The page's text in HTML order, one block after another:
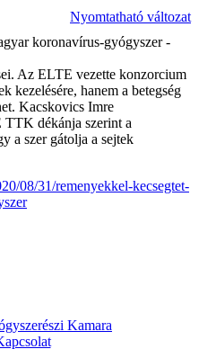
Nyomtatható változat
koronavírus-gyógyszer -
Az ELTE vezette konzorcium
kezelésére, hanem a betegség
Kacskovics Imre
dékánja szerint a
a szer gátolja a sejtek
08/31/remenyekkel-kecsegtet-